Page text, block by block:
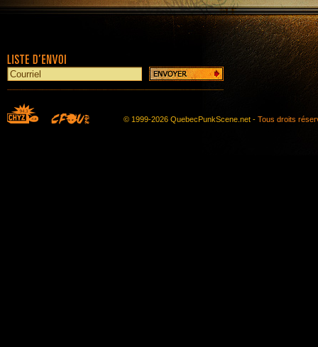
© 1999-2026 QuebecPunkScene.net - Tous droits